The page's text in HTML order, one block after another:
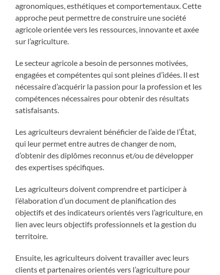
agronomiques, esthétiques et comportementaux. Cette
approche peut permettre de construire une société
agricole orientée vers les ressources, innovante et axée
sur l’agriculture.
Le secteur agricole a besoin de personnes motivées,
engagées et compétentes qui sont pleines d’idées. Il est
nécessaire d’acquérir la passion pour la profession et les
compétences nécessaires pour obtenir des résultats
satisfaisants.
Les agriculteurs devraient bénéficier de l’aide de l’État,
qui leur permet entre autres de changer de nom,
d’obtenir des diplômes reconnus et/ou de développer
des expertises spécifiques.
Les agriculteurs doivent comprendre et participer à
l’élaboration d’un document de planification des
objectifs et des indicateurs orientés vers l’agriculture, en
lien avec leurs objectifs professionnels et la gestion du
territoire.
Ensuite, les agriculteurs doivent travailler avec leurs
clients et partenaires orientés vers l’agriculture pour